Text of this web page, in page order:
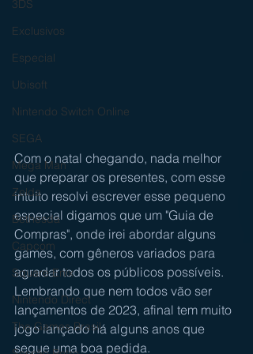
3DS
Exclusivos
Especial
Ubisoft
Nintendo Switch Online
SEGA
Mega Man
Zelda
Bethesda
Capcom
Square Enix
Nintendo Direct
The Games Brasil
Com o natal chegando, nada melhor
que preparar os presentes, com esse
intuito resolvi escrever esse pequeno
especial digamos que um "Guia de
Compras", onde irei abordar alguns
games, com gêneros variados para
agradar todos os públicos possíveis.
Lembrando que nem todos vão ser
lançamentos de 2023, afinal tem muito
jogo lançado há alguns anos que
segue uma boa pedida.